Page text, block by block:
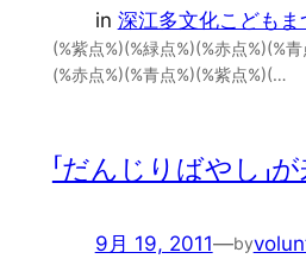
in 深江多文化こどもま
(%紫点%)(%緑点%)(%赤点%)(%
(%赤点%)(%青点%)(%紫点%)(…
「だんじりばやし」
9月 19, 2011—by